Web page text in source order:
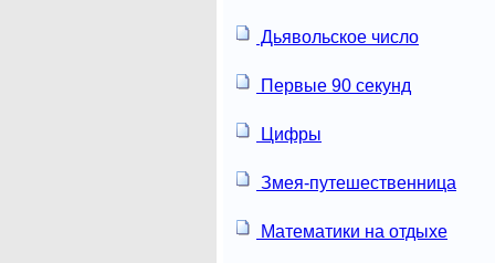
Дьявольское число
Первые 90 секунд
Цифры
Змея-путешественница
Математики на отдыхе